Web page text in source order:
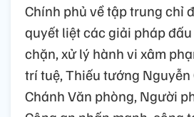
Chính phủ về tập trung chỉ
quyết liệt các giải pháp
chặn, xử lý hành vi xâm
trí tuệ, Thiếu tướng Nguyễn
Chánh Văn phòng, Người